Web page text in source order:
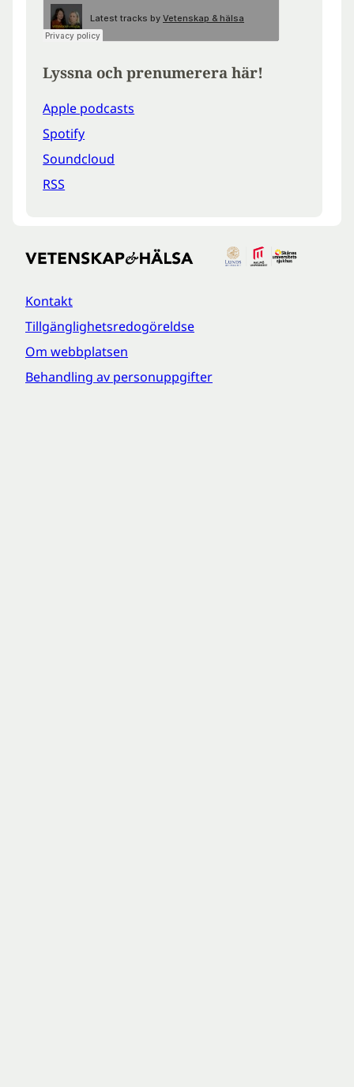
Lyssna och prenumerera här!
Apple podcasts
Spotify
Soundcloud
RSS
Kontakt
Tillgänglighetsredogöreldse
Om webbplatsen
Behandling av personuppgifter